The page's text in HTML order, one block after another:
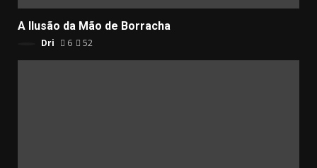
A Ilusão da Mão de Borracha
Dri 6 52